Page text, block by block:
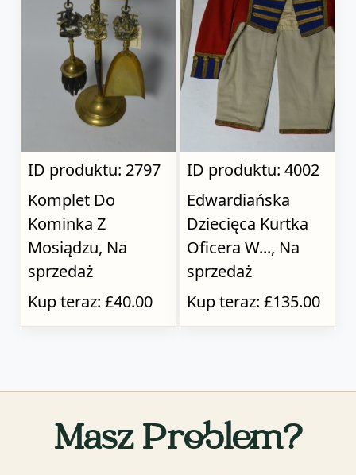
ID produktu: 2797
Komplet Do
Kominka Z
Mosiądzu, Na
sprzedaż
Kup teraz: £40.00
ID produktu: 4002
Edwardiańska
Dziecięca Kurtka
Oficera W..., Na
sprzedaż
Kup teraz: £135.00
Masz Problem?